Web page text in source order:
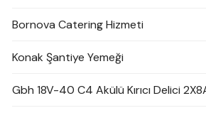
Bornova Catering Hizmeti
Konak Şantiye Yemeği
Gbh 18V-40 C4 Akülü Kırıcı Delici